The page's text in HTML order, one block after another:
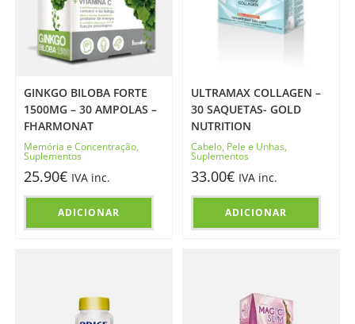
GINKGO BILOBA FORTE
1500MG – 30 AMPOLAS –
FHARMONAT
Memória e Concentração,
Suplementos
25.90€ IVA inc.
ADICIONAR
ULTRAMAX COLLAGEN –
30 SAQUETAS- GOLD
NUTRITION
Cabelo, Pele e Unhas,
Suplementos
33.00€ IVA inc.
ADICIONAR